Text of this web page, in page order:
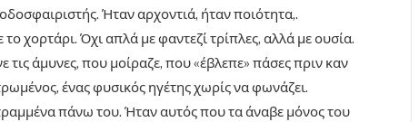
Ήταν αρχοντιά, ήταν ποιότητα,.
χορτάρι. Όχι απλά με φαντεζί τρίπλες, αλλά με ουσία.
άμυνες, που μοίραζε, που «έβλεπε» πάσες πριν καν
ένας φυσικός ηγέτης χωρίς να φωνάζει.
πάνω του. Ήταν αυτός που τα άναβε μόνος του